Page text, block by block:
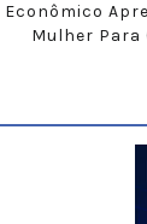
Econômico
Mulher Para